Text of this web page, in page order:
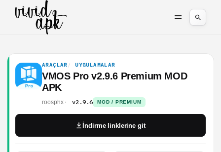
ARAÇLAR UYGULAMALAR
VMOS Pro v2.9.6 Premium MOD
APK
roosphx v2.9.6 MOD / PREMIUM
İndirme linklerine git